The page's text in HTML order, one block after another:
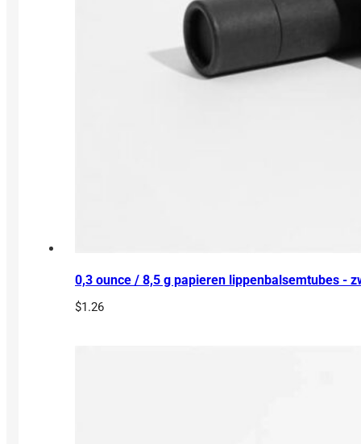
0,3 ounce / 8,5 g papieren lippenbalsemtubes -
$1.26